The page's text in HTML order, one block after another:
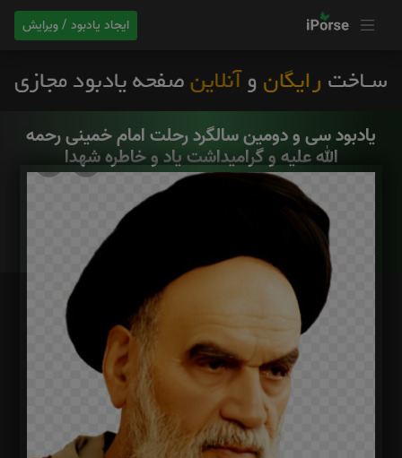
ایجاد یادبود / ویرایش
یادبود سی و دومین سالگرد رحلت امام خمینی رحمه
الله علیه و گرامیداشت یاد و خاطره شهدا